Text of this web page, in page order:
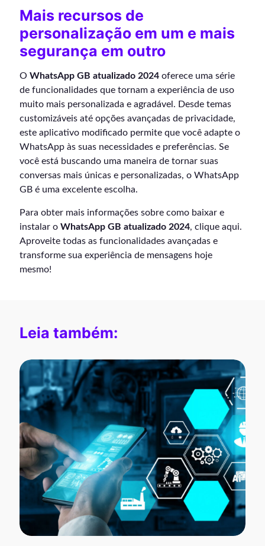
Mais recursos de
personalização em um e mais
segurança em outro
O WhatsApp GB atualizado 2024 oferece uma série
de funcionalidades que tornam a experiência de uso
muito mais personalizada e agradável. Desde temas
customizáveis até opções avançadas de privacidade,
este aplicativo modificado permite que você adapte o
WhatsApp às suas necessidades e preferências. Se
você está buscando uma maneira de tornar suas
conversas mais únicas e personalizadas, o WhatsApp
GB é uma excelente escolha.
Para obter mais informações sobre como baixar e
instalar o WhatsApp GB atualizado 2024, clique aqui.
Aproveite todas as funcionalidades avançadas e
transforme sua experiência de mensagens hoje
mesmo!
Leia também: